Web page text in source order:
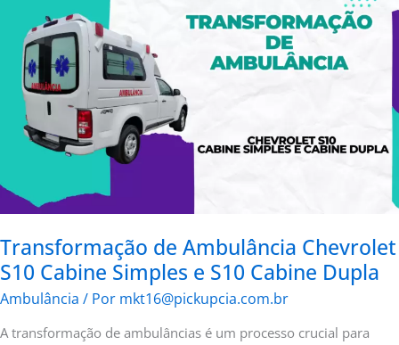
Transformação de Ambulância Chevrolet
S10 Cabine Simples e S10 Cabine Dupla
Ambulância / Por mkt16@pickupcia.com.br
A transformação de ambulâncias é um processo crucial para
Ambulância
Chevrolet
S10
Cabine
Simples
e
S10
Cabine
Dupla